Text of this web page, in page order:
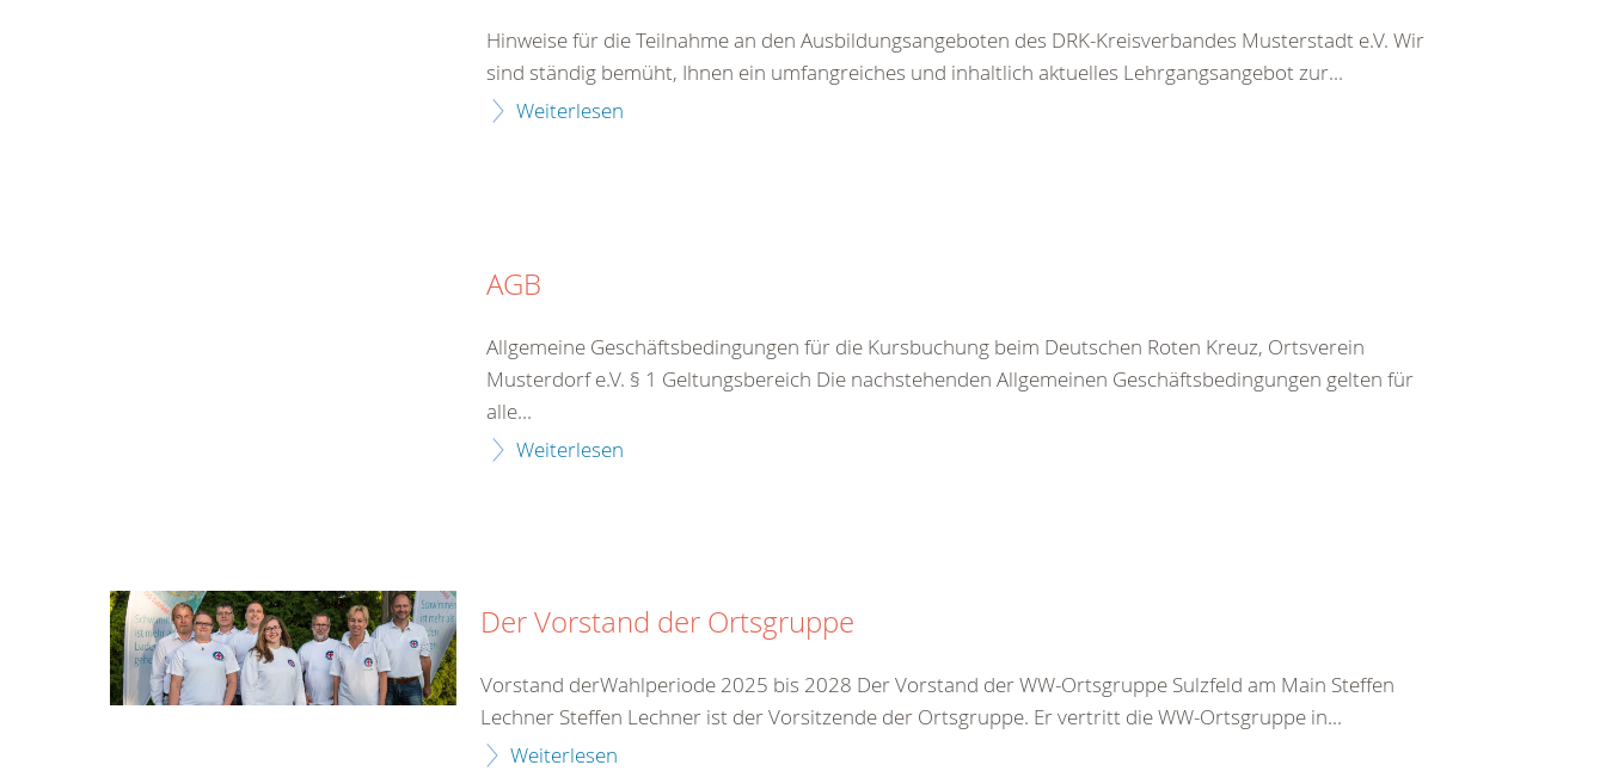
Hinweise für die Teilnahme an den Ausbildungsangeboten des DRK-Kreisverbandes Musterstadt e.V. Wir
sind ständig bemüht, Ihnen ein umfangreiches und inhaltlich aktuelles Lehrgangsangebot zur...
Weiterlesen
AGB
Allgemeine Geschäftsbedingungen für die Kursbuchung beim Deutschen Roten Kreuz, Ortsverein
Musterdorf e.V. § 1 Geltungsbereich Die nachstehenden Allgemeinen Geschäftsbedingungen gelten für
alle...
Weiterlesen
Der Vorstand der Ortsgruppe
Vorstand derWahlperiode 2025 bis 2028 Der Vorstand der WW-Ortsgruppe Sulzfeld am Main Steffen
Lechner Steffen Lechner ist der Vorsitzende der Ortsgruppe. Er vertritt die WW-Ortsgruppe in...
Weiterlesen